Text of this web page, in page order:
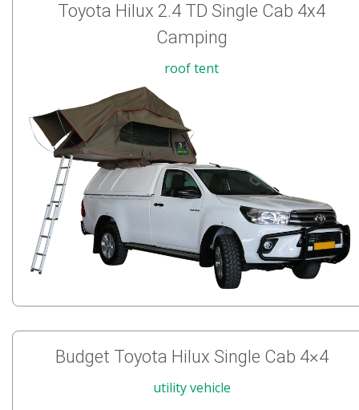
Toyota Hilux 2.4 TD Single Cab 4x4
Camping
roof tent
Budget Toyota Hilux Single Cab 4×4
utility vehicle